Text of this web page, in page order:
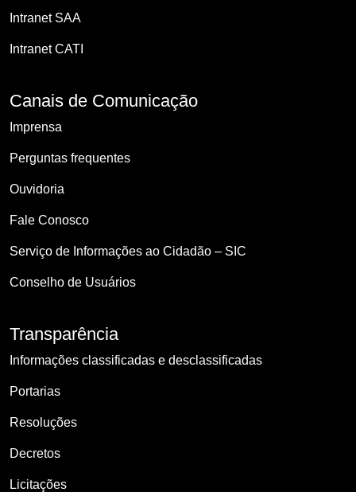
Intranet SAA
Intranet CATI
Canais de Comunicação
Imprensa
Perguntas frequentes
Ouvidoria
Fale Conosco
Serviço de Informações ao Cidadão – SIC
Conselho de Usuários
Transparência
Informações classificadas e desclassificadas
Portarias
Resoluções
Decretos
Licitações